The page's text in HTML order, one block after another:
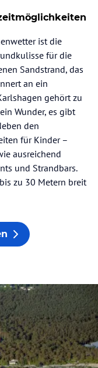
ist die
für die
Sandstrand, das
an ein
gehört zu
Wunder, es gibt
den
für Kinder –
ausreichend
und Strandbars.
zu 30 Metern breit